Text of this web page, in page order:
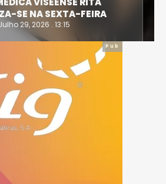
SE NA SEXTA-FEIRA
29, 2026 . 13:15
Pub